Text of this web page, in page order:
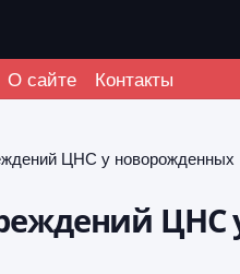
О сайте Контакты
ЦНС у новорожденных
ЦНС